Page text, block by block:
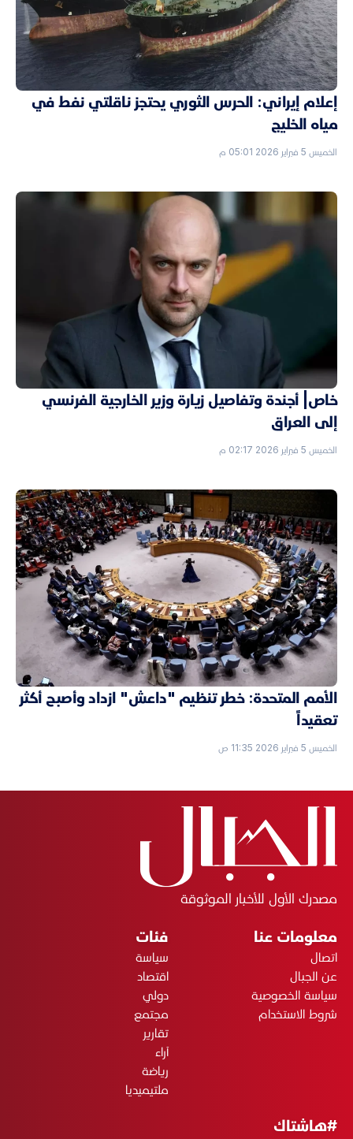
إعلام إيراني: الحرس الثوري يحتجز ناقلتي نفط في
مياه الخليج
الخميس 5 فبراير 2026 05:01 م
خاص| أجندة وتفاصيل زيارة وزير الخارجية الفرنسي
إلى العراق
الخميس 5 فبراير 2026 02:17 م
الأمم المتحدة: خطر تنظيم "داعش" ازداد وأصبح أكثر
تعقيداً
الخميس 5 فبراير 2026 11:35 ص
مصدرك الأول للأخبار الموثوقة
معلومات عنا
اتصال
عن الجبال
سياسة الخصوصية
شروط الاستخدام
فئات
سياسة
اقتصاد
دولي
مجتمع
تقارير
آراء
رياضة
ملتيميديا
#هاشتاك